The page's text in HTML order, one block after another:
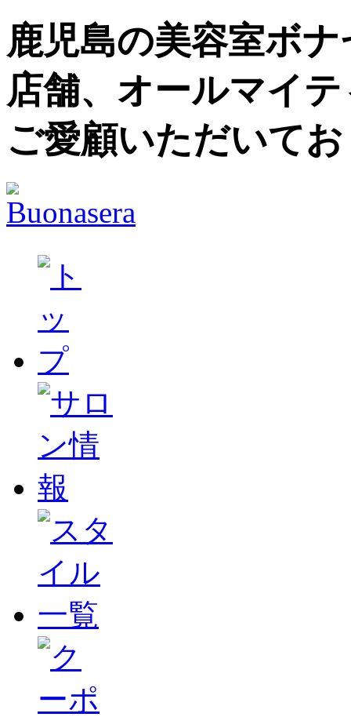
鹿児島の美容室ボ
店舗、オールマイ
ご愛顧いただいて